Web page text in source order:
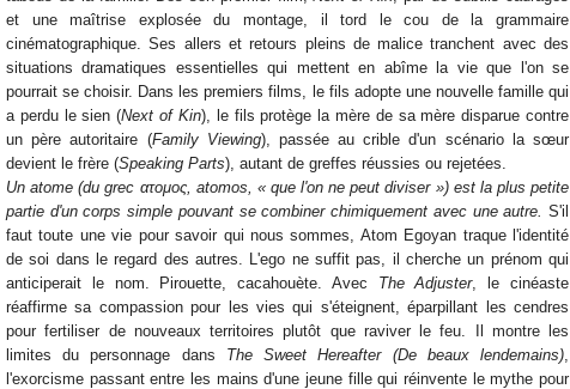
et une maîtrise explosée du montage, il tord le cou de la grammaire
cinématographique. Ses allers et retours pleins de malice tranchent avec des
situations dramatiques essentielles qui mettent en abîme la vie que l'on se
pourrait se choisir. Dans les premiers films, le fils adopte une nouvelle famille qui
a perdu le sien (Next of Kin), le fils protège la mère de sa mère disparue contre
un père autoritaire (Family Viewing), passée au crible d'un scénario la sœur
devient le frère (Speaking Parts), autant de greffes réussies ou rejetées.
Un atome (du grec ατομος, atomos, « que l'on ne peut diviser ») est la plus petite
partie d'un corps simple pouvant se combiner chimiquement avec une autre. S'il
faut toute une vie pour savoir qui nous sommes, Atom Egoyan traque l'identité
de soi dans le regard des autres. L'ego ne suffit pas, il cherche un prénom qui
anticiperait le nom. Pirouette, cacahouète. Avec The Adjuster, le cinéaste
réaffirme sa compassion pour les vies qui s'éteignent, éparpillant les cendres
pour fertiliser de nouveaux territoires plutôt que raviver le feu. Il montre les
limites du personnage dans The Sweet Hereafter (De beaux lendemains)
l'exorcisme passant entre les mains d'une jeune fille qui réinvente le mythe pour